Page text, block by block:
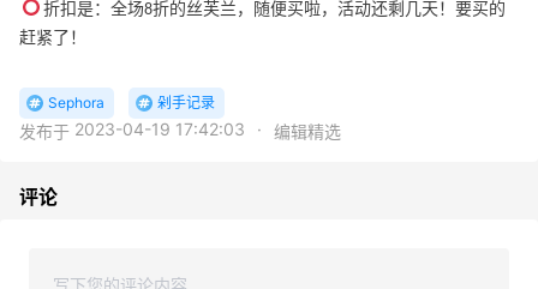
折扣是：全场8折的丝芙兰，随便买啦，活动还剩几天！要买的
赶紧了！
Sephora 剁手记录
发布于 2023-04-19 17:42:03 · 编辑精选
评论